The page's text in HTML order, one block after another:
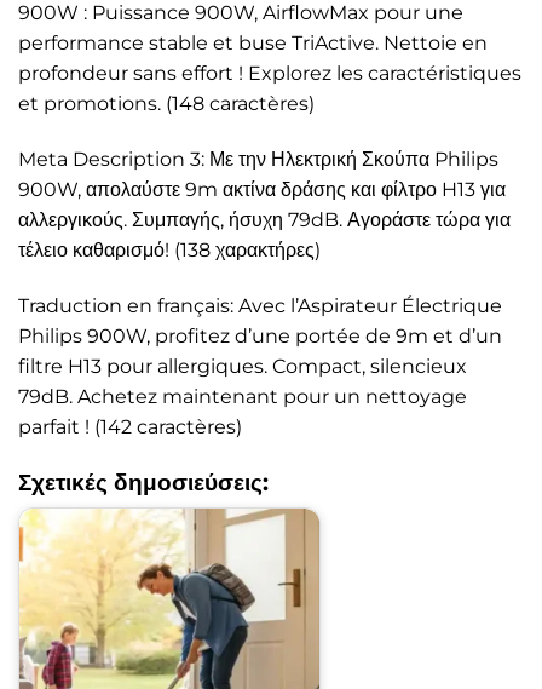
900W : Puissance 900W, AirflowMax pour une
performance stable et buse TriActive. Nettoie en
profondeur sans effort ! Explorez les caractéristiques
et promotions. (148 caractères)
Meta Description 3: Με την Ηλεκτρική Σκούπα Philips
900W, απολαύστε 9m ακτίνα δράσης και φίλτρο H13 για
αλλεργικούς. Συμπαγής, ήσυχη 79dB. Αγοράστε τώρα για
τέλειο καθαρισμό! (138 χαρακτήρες)
Traduction en français: Avec l’Aspirateur Électrique
Philips 900W, profitez d’une portée de 9m et d’un
filtre H13 pour allergiques. Compact, silencieux
79dB. Achetez maintenant pour un nettoyage
parfait ! (142 caractères)
Σχετικές δημοσιεύσεις: